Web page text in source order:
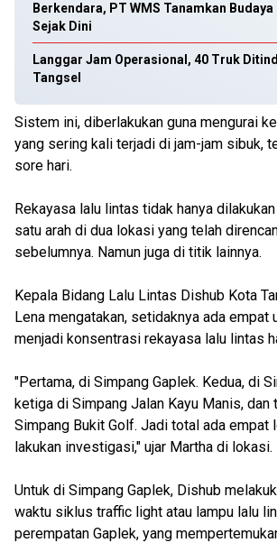
Berkendara, PT WMS Tanamkan Budaya
Sejak Dini
Langgar Jam Operasional, 40 Truk
Tangsel
Sistem ini, diberlakukan guna mengurai
yang sering kali terjadi di jam-jam sibuk,
sore hari.
Rekayasa lalu lintas tidak hanya
satu arah di dua lokasi yang telah
sebelumnya. Namun juga di titik lainnya.
Kepala Bidang Lalu Lintas Dishub Kota
Lena mengatakan, setidaknya ada empat
menjadi konsentrasi rekayasa lalu lintas
"Pertama, di Simpang Gaplek. Kedua, di
ketiga di Simpang Jalan Kayu Manis, dan
Simpang Bukit Golf. Jadi total ada empat
lakukan investigasi," ujar Martha di lokasi.
Untuk di Simpang Gaplek, Dishub
waktu siklus traffic light atau lampu lalu
perempatan Gaplek, yang